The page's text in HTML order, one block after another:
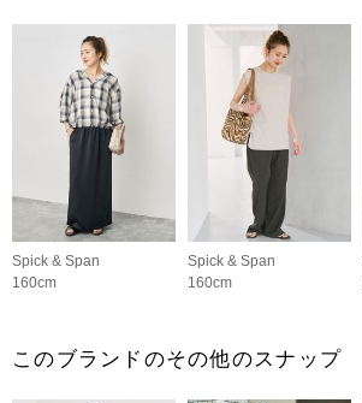
Spick & Span
160cm
Spick & Span
160cm
このブランドのその他のスナップ